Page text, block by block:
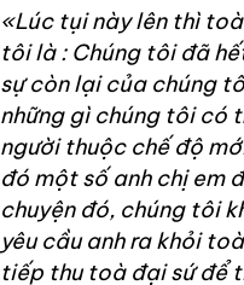
«Lúc tụi này lên thì
tôi là : Chúng tôi đã
sự còn lại của chúng
những gì chúng tôi có
người thuộc chế độ
đó một số anh chị em
chuyện đó, chúng tôi
yêu cầu anh ra khỏi
tiếp thu toà đại sứ để